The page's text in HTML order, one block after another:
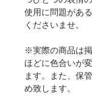
使用に問題があ
くださいませ。
※実際の商品は
ほどに色合いが
ます。また、保
め致します。